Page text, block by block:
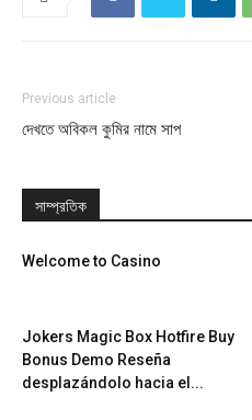
Previous article
দেখতে অবিকল কুমির নামে সাপ
সাম্প্রতিক
Welcome to Casino
Jokers Magic Box Hotfire Buy
Bonus Demo Reseña
desplazándolo hacia el...